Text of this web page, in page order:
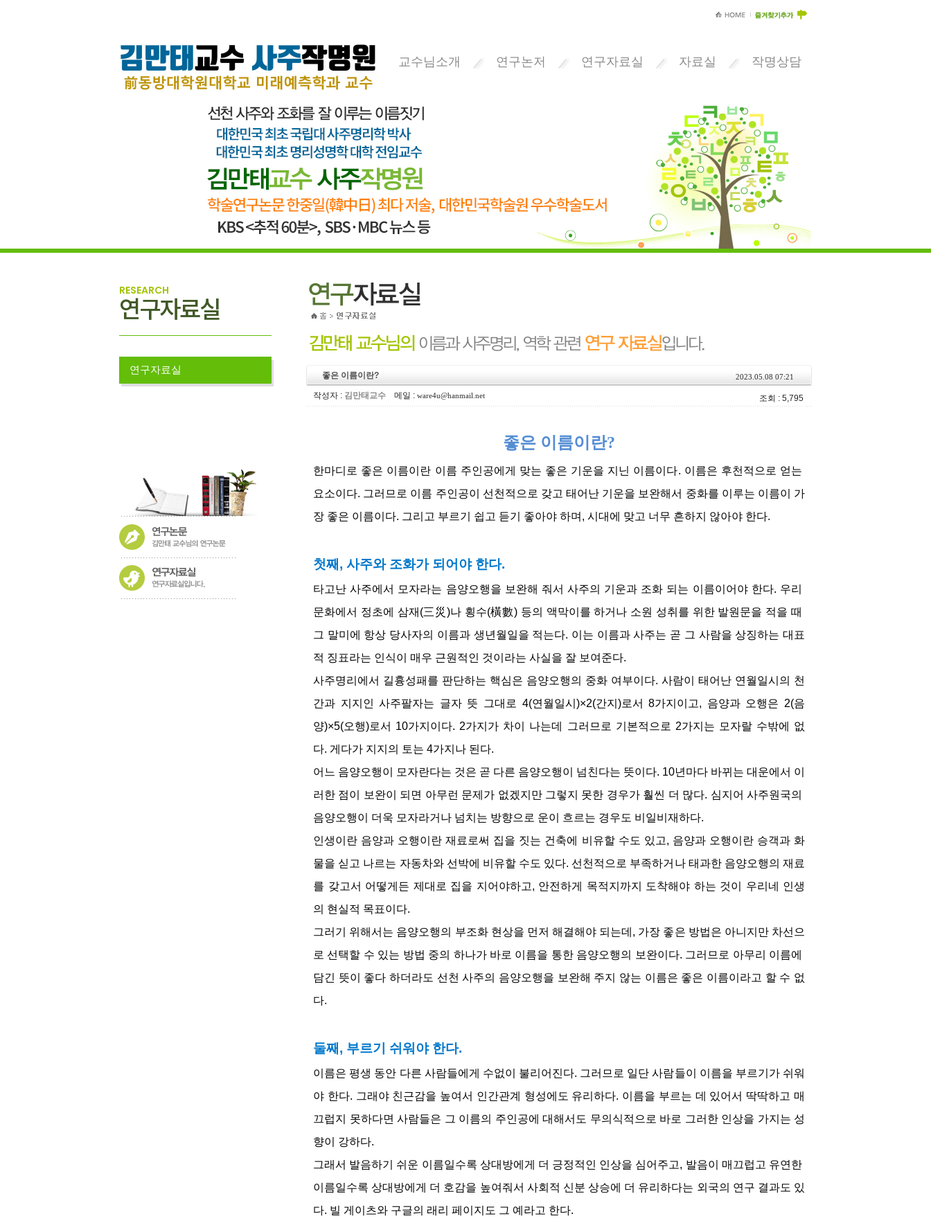
교수님소개 연구논저 연구자료실 자료실 작명상담
RESEARCH
연구자료실
연구자료실 좋은 이름이란? 2023.05.08 07:21
작성자 : 김만태교수 메일 : ware4u@hanmail.net 조회 : 5,795
좋은 이름이란?
한마디로 좋은 이름이란 이름 주인공에게 맞는 좋은 기운을 지닌 이름이다. 이름은 후천적으로 얻는
요소이다. 그러므로 이름 주인공이 선천적으로 갖고 태어난 기운을 보완해서 중화를 이루는 이름이 가
장 좋은 이름이다. 그리고 부르기 쉽고 듣기 좋아야 하며, 시대에 맞고 너무 흔하지 않아야 한다.
첫째, 사주와 조화가 되어야 한다.
타고난 사주에서 모자라는 음양오행을 보완해 줘서 사주의 기운과 조화 되는 이름이어야 한다. 우리
문화에서 정초에 삼재(三災)나 횡수(橫數) 등의 액막이를 하거나 소원 성취를 위한 발원문을 적을 때
그 말미에 항상 당사자의 이름과 생년월일을 적는다. 이는 이름과 사주는 곧 그 사람을 상징하는 대표
적 징표라는 인식이 매우 근원적인 것이라는 사실을 잘 보여준다.
사주명리에서 길흉성패를 판단하는 핵심은 음양오행의 중화 여부이다. 사람이 태어난 연월일시의 천
간과 지지인 사주팔자는 글자 뜻 그대로 4(연월일시)×2(간지)로서 8가지이고, 음양과 오행은 2(음
양)×5(오행)로서 10가지이다. 2가지가 차이 나는데 그러므로 기본적으로 2가지는 모자랄 수밖에 없
다. 게다가 지지의 토는 4가지나 된다.
어느 음양오행이 모자란다는 것은 곧 다른 음양오행이 넘친다는 뜻이다. 10년마다 바뀌는 대운에서 이
러한 점이 보완이 되면 아무런 문제가 없겠지만 그렇지 못한 경우가 훨씬 더 많다. 심지어 사주원국의
음양오행이 더욱 모자라거나 넘치는 방향으로 운이 흐르는 경우도 비일비재하다.
인생이란 음양과 오행이란 재료로써 집을 짓는 건축에 비유할 수도 있고, 음양과 오행이란 승객과 화
물을 싣고 나르는 자동차와 선박에 비유할 수도 있다. 선천적으로 부족하거나 태과한 음양오행의 재료
를 갖고서 어떻게든 제대로 집을 지어야하고, 안전하게 목적지까지 도착해야 하는 것이 우리네 인생
의 현실적 목표이다.
그러기 위해서는 음양오행의 부조화 현상을 먼저 해결해야 되는데, 가장 좋은 방법은 아니지만 차선으
로 선택할 수 있는 방법 중의 하나가 바로 이름을 통한 음양오행의 보완이다. 그러므로 아무리 이름에
담긴 뜻이 좋다 하더라도 선천 사주의 음양오행을 보완해 주지 않는 이름은 좋은 이름이라고 할 수 없
다.
둘째, 부르기 쉬워야 한다.
이름은 평생 동안 다른 사람들에게 수없이 불리어진다. 그러므로 일단 사람들이 이름을 부르기가 쉬워
야 한다. 그래야 친근감을 높여서 인간관계 형성에도 유리하다. 이름을 부르는 데 있어서 딱딱하고 매
끄럽지 못하다면 사람들은 그 이름의 주인공에 대해서도 무의식적으로 바로 그러한 인상을 가지는 성
향이 강하다.
그래서 발음하기 쉬운 이름일수록 상대방에게 더 긍정적인 인상을 심어주고, 발음이 매끄럽고 유연한
이름일수록 상대방에게 더 호감을 높여줘서 사회적 신분 상승에 더 유리하다는 외국의 연구 결과도 있
다. 빌 게이츠와 구글의 래리 페이지도 그 예라고 한다.